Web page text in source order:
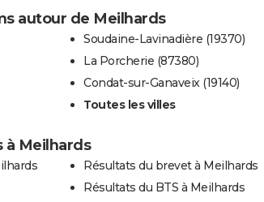
autour de Meilhards
Soudaine-Lavinadière (19370)
La Porcherie (87380)
Condat-sur-Ganaveix (19140)
Toutes les villes
à Meilhards
Résultats du brevet à Meilhards
Résultats du BTS à Meilhards